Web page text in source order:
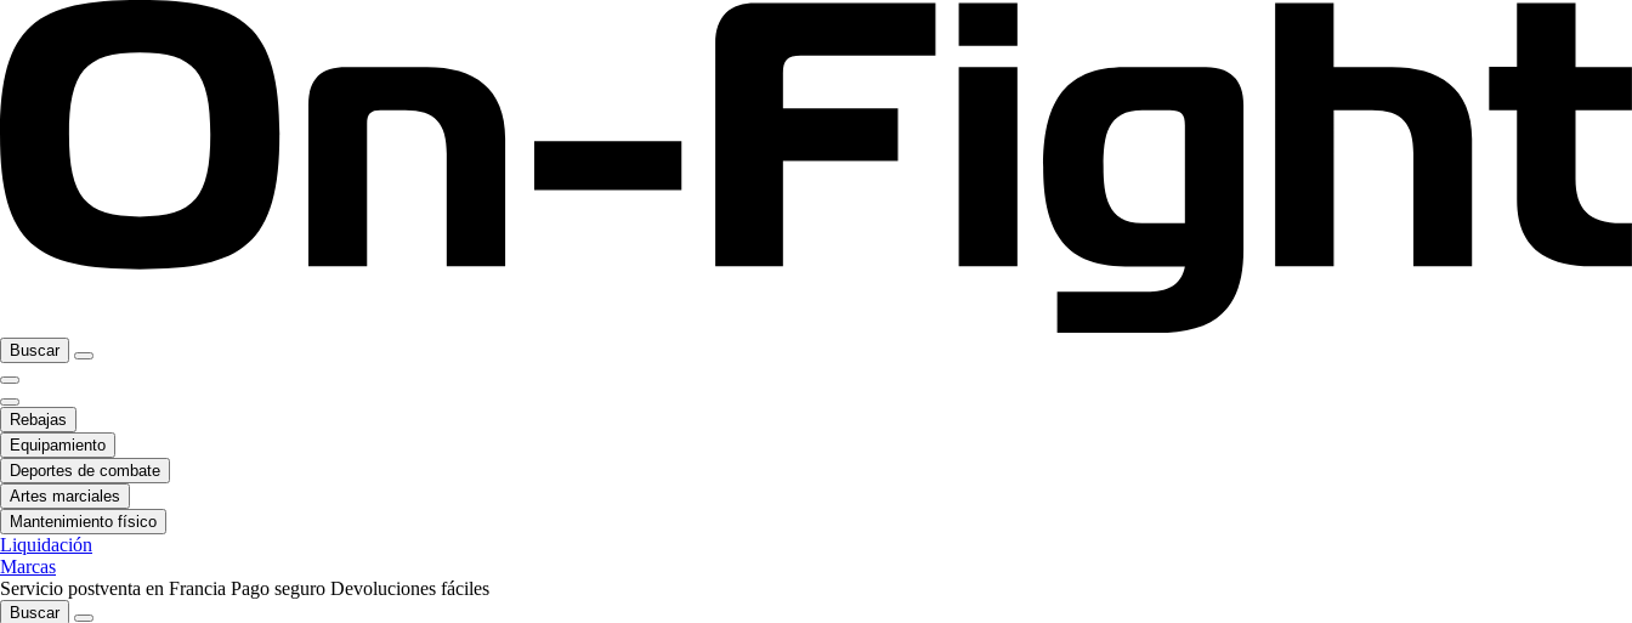
Buscar
Rebajas
Equipamiento
Deportes de combate
Artes marciales
Mantenimiento físico
Liquidación
Marcas
Servicio postventa en Francia Pago seguro Devoluciones fáciles
Buscar